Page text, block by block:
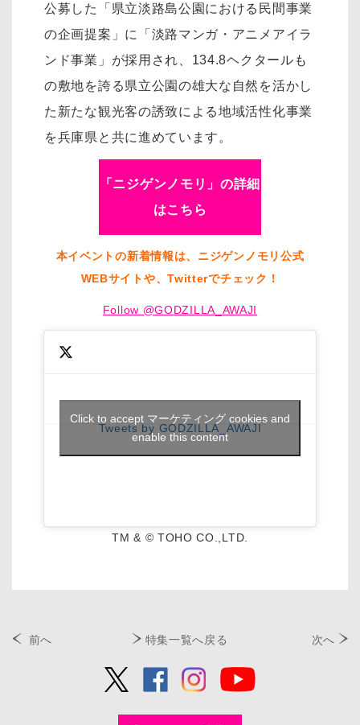
公募した「県立淡路島公園における民間事業
の企画提案」に「淡路マンガ・アニメアイラ
ンド事業」が採用され、134.8ヘクタールも
の敷地を誇る県立公園の雄大な自然を活かし
た新たな観光客の誘致による地域活性化事業
を兵庫県と共に進めています。
「ニジゲンノモリ」の詳細
はこちら
本イベントの新着情報は、ニジゲンノモリ公式
WEBサイトや、Twitterでチェック！
Follow @GODZILLA_AWAJI
Tweets by GODZILLA_AWAJI
Click to accept マーケティング cookies and
enable this content
TM & © TOHO CO.,LTD.
前へ 特集一覧へ戻る 次へ